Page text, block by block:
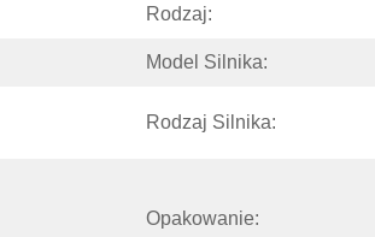
Rodzaj:
Model Silnika:
Rodzaj Silnika:
Opakowanie: